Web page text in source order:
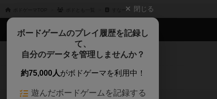
すなー 閉じる
ボードゲームのプレイ履歴を記録し
て、
自分のデータを管理しませんか？
約75,000人がボドゲーマを利用中！
遊んだボードゲームを記録する
ボドゲーマTOP
ボードゲームを検索する
ボードゲームの新着レビュー